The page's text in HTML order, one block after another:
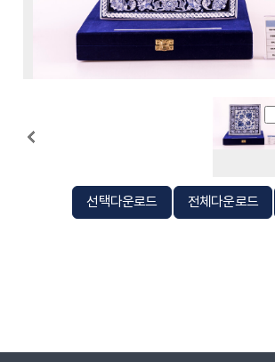
선택다운로드 전체다운로드